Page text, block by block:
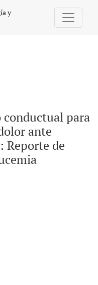
para manejo de
y
para
ante
Reporte de